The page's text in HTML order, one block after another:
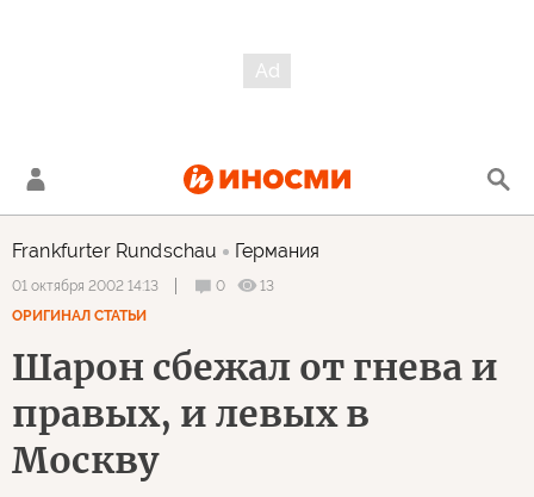
Frankfurter Rundschau Германия
01 октября 2002 14:13 0
13
ОРИГИНАЛ СТАТЬИ
Шарон сбежал от гнева и
правых, и левых в
Москву